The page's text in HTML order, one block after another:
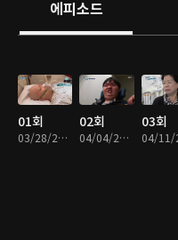
에피소드
01회
03/28/2017 • 48분
02회
04/04/2017 • 47분
03회